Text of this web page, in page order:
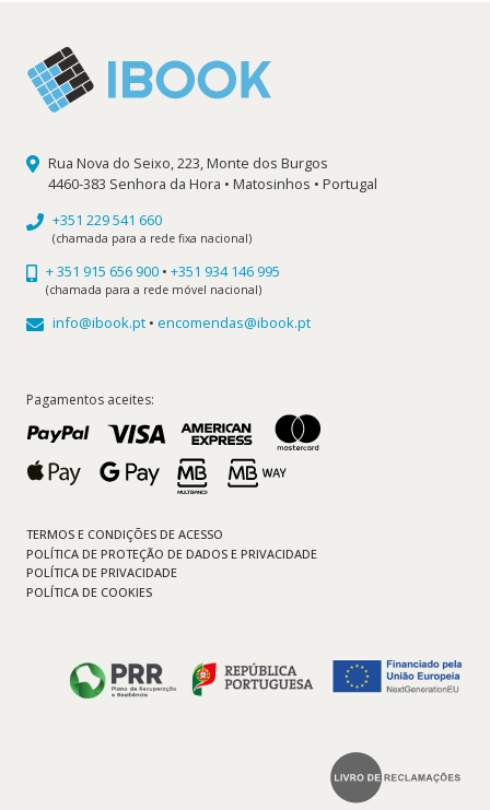
Rua Nova do Seixo, 223, Monte dos Burgos
4460-383 Senhora da Hora • Matosinhos • Portugal
+351 229 541 660
(chamada para a rede fixa nacional)
+ 351 915 656 900 • +351 934 146 995
(chamada para a rede móvel nacional)
info@ibook.pt • encomendas@ibook.pt
Pagamentos aceites:
TERMOS E CONDIÇÕES DE ACESSO
POLÍTICA DE PROTEÇÃO DE DADOS E PRIVACIDADE
POLÍTICA DE PRIVACIDADE
POLÍTICA DE COOKIES